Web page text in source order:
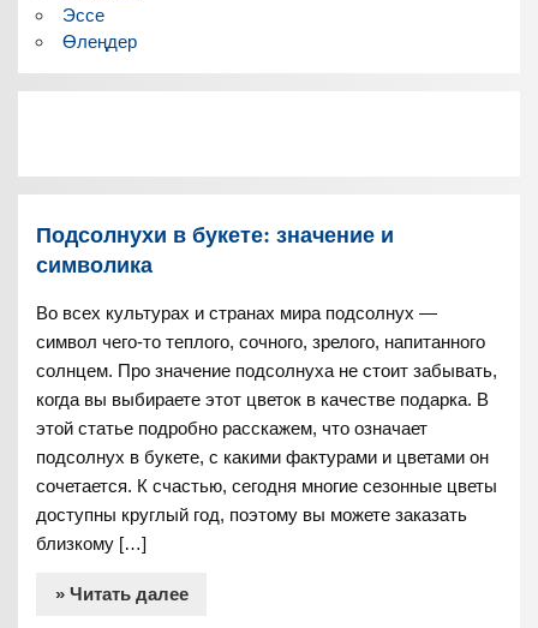
Эссе
Өлеңдер
Подсолнухи в букете: значение и
символика
Во всех культурах и странах мира подсолнух —
символ чего-то теплого, сочного, зрелого, напитанного
солнцем. Про значение подсолнуха не стоит забывать,
когда вы выбираете этот цветок в качестве подарка. В
этой статье подробно расскажем, что означает
подсолнух в букете, с какими фактурами и цветами он
сочетается. К счастью, сегодня многие сезонные цветы
доступны круглый год, поэтому вы можете заказать
близкому […]
» Читать далее